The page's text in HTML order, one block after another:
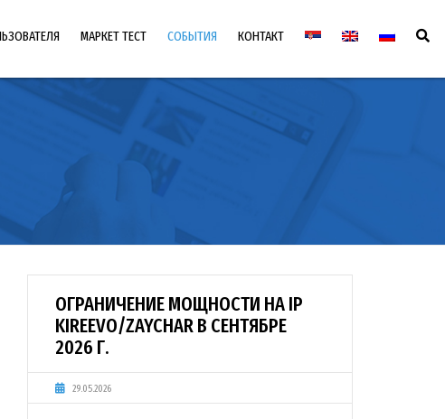
ЧЛЕНЫ КОМИТЕТА ПОЛЬЗОВАТЕЛЕЙ
ЗАСЕДАНИЯ КОМИТЕТА ПОЛЬЗОВАТЕЛЕЙ
МАРКЕТ ТЕСТ
МАРКЕТ ТЕСТ 2023
МАРКЕТ ТЕСТ 2022
СОБЫТИЯ КОНТАКТ
ОГРАНИЧЕНИЕ МОЩНОСТИ НА IP
KIREEVO/ZAYCHAR В СЕНТЯБРЕ
2026 Г.
29.05.2026